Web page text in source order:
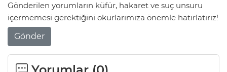
Gönderilen yorumların küfür, hakaret ve suç unsuru
içermemesi gerektiğini okurlarımıza önemle hatırlatırız!
Gönder